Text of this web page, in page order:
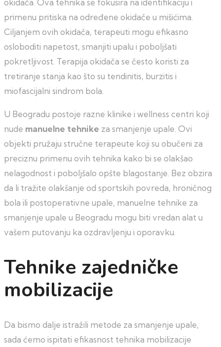
primenu pritiska na određene okidače u mišićima.
Ciljanjem ovih okidača, terapeuti mogu efikasno
osloboditi napetost, smanjiti upalu i poboljšati
pokretljivost. Terapija okidača se često koristi za
tretiranje stanja kao što su tendinitis, burzitis i
miofascijalni sindrom bola.
U Beogradu postoje razne klinike i wellness centri koji
nude manuelne tehnike za smanjenje upale. Ovi
objekti pružaju stručne terapeute koji su obučeni za
preciznu primenu ovih tehnika kako bi se olakšao
nelagodnost i poboljšalo opšte blagostanje. Bez obzira
da li tražite olakšanje od sportskih povreda, hroničnog
bola ili postoperativne upale, manuelne tehnike za
smanjenje upale u Beogradu mogu biti vredan alat u
vašem putovanju ka ozdravljenju i oporavku.
Tehnike zajedničke
mobilizacije
Da bismo dalje istražili metode za smanjenje upale,
sada ćemo ispitati efikasnost tehnika mobilizacije